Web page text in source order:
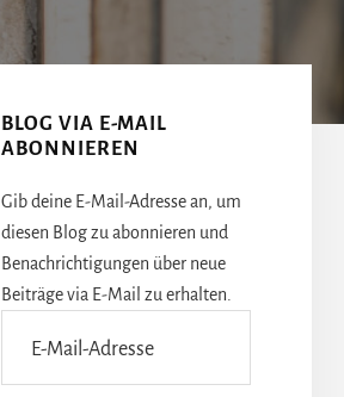
BLOG VIA E-MAIL
ABONNIEREN
Gib deine E-Mail-Adresse an, um
diesen Blog zu abonnieren und
Benachrichtigungen über neue
Beiträge via E-Mail zu erhalten.
Mail-
Adresse